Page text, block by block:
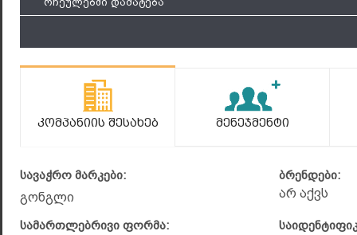
Კომპანიის Შესახებ Მენეჯმენტი
სავაჭრო მარკები:
გონგლი
ბრენდები:
არ აქვს
სამართლებრივი ფორმა: